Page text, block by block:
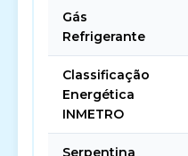
Gás
Refrigerante
Classificação
Energética
INMETRO
Serpentina